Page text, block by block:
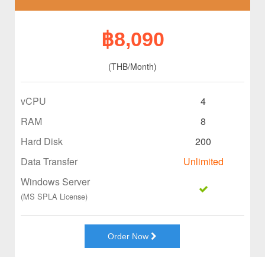
฿8,090
(THB/Month)
vCPU
4
RAM
8
Hard Disk
200
Data Transfer
Unlimited
Windows Server
(MS SPLA License)
Order Now